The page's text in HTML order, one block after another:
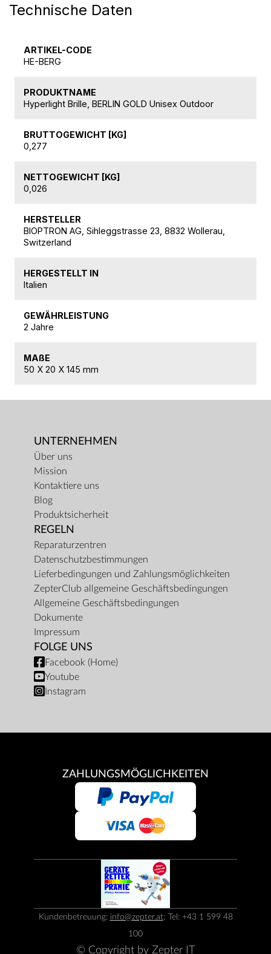
Technische Daten
ARTIKEL-CODE
HE-BERG
PRODUKTNAME
Hyperlight Brille, BERLIN GOLD Unisex Outdoor
BRUTTOGEWICHT [KG]
0,277
NETTOGEWICHT [KG]
0,026
HERSTELLER
BIOPTRON AG, Sihleggstrasse 23, 8832 Wollerau,
Switzerland
HERGESTELLT IN
Italien
GEWÄHRLEISTUNG
2 Jahre
MAßE
50 X 20 X 145 mm
UNTERNEHMEN
Über uns
Mission
Kontaktiere uns
Blog
Produktsicherheit
REGELN
Reparaturzentren
Datenschutzbestimmungen
Lieferbedingungen und Zahlungsmöglichkeiten
ZepterClub allgemeine Geschäftsbedingungen
Allgemeine Geschäftsbedingungen
Dokumente
Impressum
FOLGE UNS
Facebook (Home)
Youtube
Instagram
ZAHLUNGSMÖGLICHKEITEN
Kundenbetreuung: info@zepter.at; Tel: +43 1 599 48
100
© Copyright by Zepter IT